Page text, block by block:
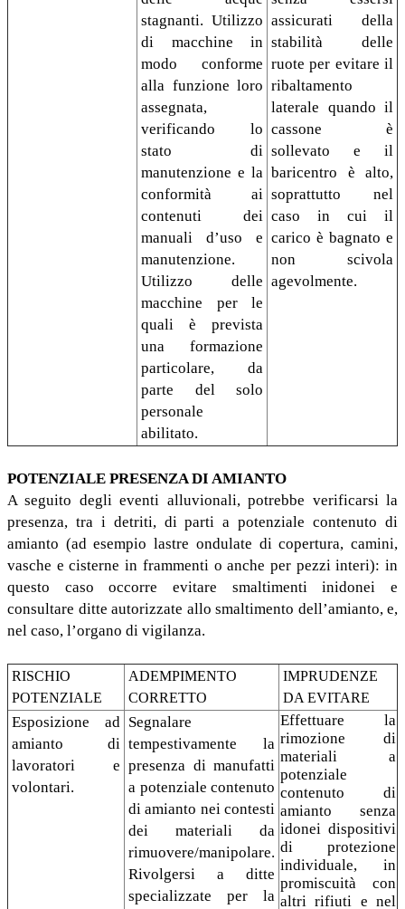
stagnanti. Utilizzo
di macchine in
modo conforme
alla funzione loro
assegnata,
verificando lo
stato di
manutenzione e la
conformità ai
contenuti dei
manuali d’uso e
manutenzione.
Utilizzo delle
macchine per le
quali è prevista
una formazione
particolare, da
parte del solo
personale
abilitato.
assicurati della
stabilità delle
ruote per evitare il
ribaltamento
laterale quando il
cassone è
sollevato e il
baricentro è alto,
soprattutto nel
caso in cui il
carico è bagnato e
non scivola
agevolmente.
POTENZIALE PRESENZA DI AMIANTO
A seguito degli eventi alluvionali, potrebbe verificarsi la
presenza, tra i detriti, di parti a potenziale contenuto di
amianto (ad esempio lastre ondulate di copertura, camini,
vasche e cisterne in frammenti o anche per pezzi interi): in
questo caso occorre evitare smaltimenti inidonei e
consultare ditte autorizzate allo smaltimento dell’amianto, e,
nel caso, l’organo di vigilanza.
RISCHIO
POTENZIALE
ADEMPIMENTO
CORRETTO
IMPRUDENZE
DA EVITARE
Esposizione ad
amianto di
lavoratori e
volontari.
Segnalare
tempestivamente la
presenza di manufatti
a potenziale contenuto
di amianto nei contesti
dei materiali da
rimuovere/manipolare.
Rivolgersi a ditte
specializzate per la
Effettuare la
rimozione di
materiali a
potenziale
contenuto di
amianto senza
idonei dispositivi
di protezione
individuale, in
promiscuità con
altri rifiuti e nel